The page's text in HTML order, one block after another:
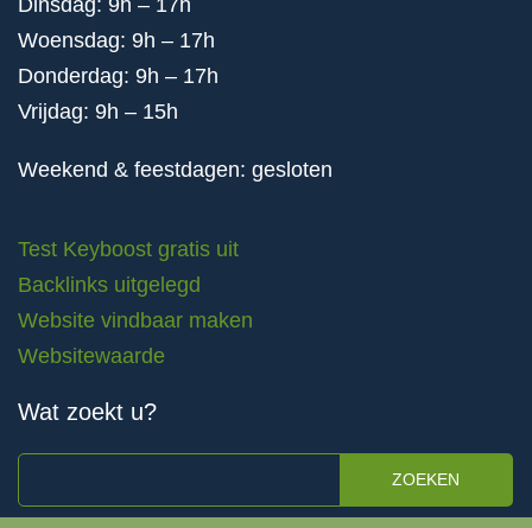
Dinsdag: 9h – 17h
Woensdag: 9h – 17h
Donderdag: 9h – 17h
Vrijdag: 9h – 15h
Weekend & feestdagen: gesloten
Test Keyboost gratis uit
Backlinks uitgelegd
Website vindbaar maken
Websitewaarde
Wat zoekt u?
ZOEKEN